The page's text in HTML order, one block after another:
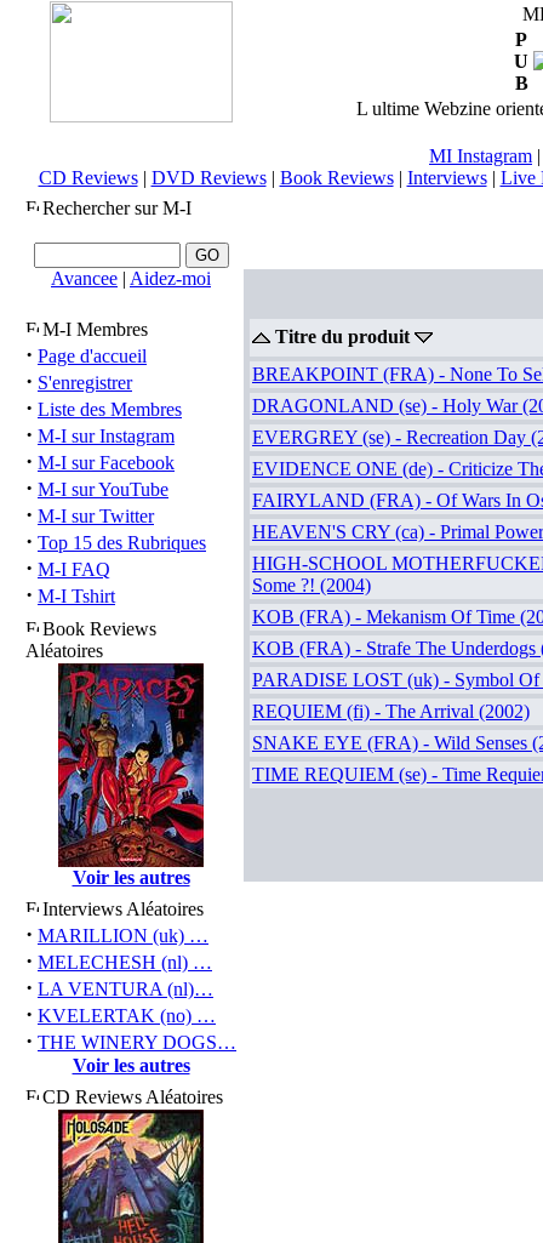
P
U
B
L ultime Webzine
MI Instagram
CD Reviews| DVD Reviews| Book Reviews| Interviews| Live
Rechercher sur M-I
Avancee | Aidez-moi
M-I Membres
· Page d'accueil
· S'enregistrer
· Liste des Membres
· M-I sur Instagram
· M-I sur Facebook
· M-I sur YouTube
· M-I sur Twitter
· Top 15 des Rubriques
· M-I FAQ
· M-I Tshirt
Book Reviews
Aléatoires
Voir les autres
Interviews Aléatoires
· MARILLION (uk) …
· MELECHESH (nl) …
· LA VENTURA (nl)…
· KVELERTAK (no) …
· THE WINERY DOGS…
Voir les autres
CD Reviews Aléatoires
Titre du produit
BREAKPOINT (FRA) - None To
DRAGONLAND (se) - Holy War
EVERGREY (se) - Recreation Day
EVIDENCE ONE (de) - Criticize
FAIRYLAND (FRA) - Of Wars In
HEAVEN'S CRY (ca) - Primal
HIGH-SCHOOL
Some ?! (2004)
KOB (FRA) - Mekanism Of Time
KOB (FRA) - Strafe The Underdogs
PARADISE LOST (uk) - Symbol
REQUIEM (fi) - The Arrival (2002)
SNAKE EYE (FRA) - Wild Senses
TIME REQUIEM (se) - Time